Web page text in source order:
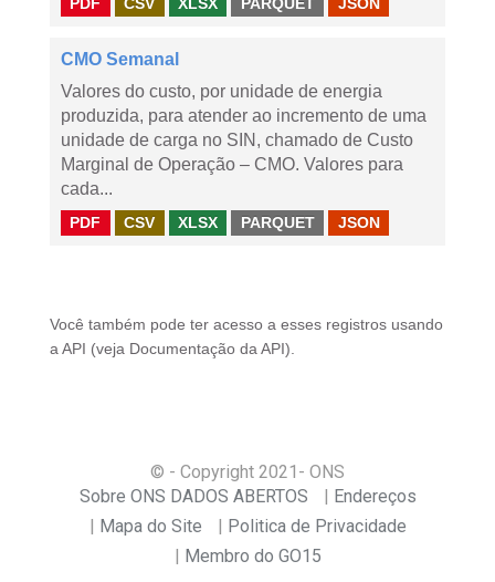
CMO Semanal
Valores do custo, por unidade de energia
produzida, para atender ao incremento de uma
unidade de carga no SIN, chamado de Custo
Marginal de Operação – CMO. Valores para
cada...
PDF CSV XLSX PARQUET JSON
Você também pode ter acesso a esses registros usando
a API (veja Documentação da API ).
© - Copyright 2021 - ONS
Sobre ONS DADOS ABERTOS
Endereços
Mapa do Site
Politica de Privacidade
Membro do GO15